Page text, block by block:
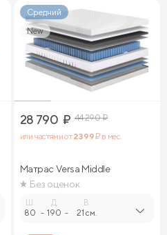
Средний
New
28 790 ₽ 44 290₽
или частями от2 399₽ в мес.
Матрас Versa Middle
Без оценок
80 -
Д.
190 -
В.
21 см.